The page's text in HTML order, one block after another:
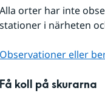
Alla orter har inte
stationer i närheten
Observationer eller
Få koll på skurarna